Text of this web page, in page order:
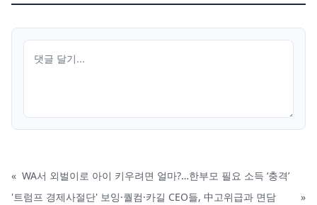
« WA서 외벌이로 아이 키우려면 얼마?…한부모 필요 소득 ‘충격’
'트럼프 경제사절단' 보잉·퀄컴·카길 CEO들, 中고위급과 면담
»